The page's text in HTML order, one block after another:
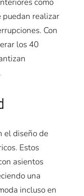
puedan realizar
Con
los 40
el diseño de
Estos
asientos
una
incluso en